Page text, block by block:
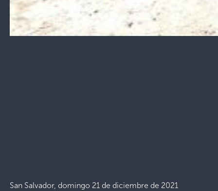
San Salvador, domingo 21 de diciembre de 2021